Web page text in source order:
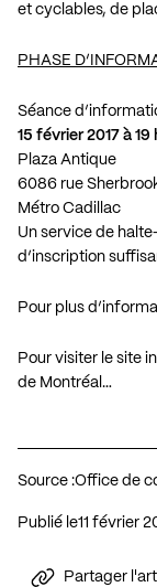
et cyclables, de
PHASE
Séance
15 février 2017 à 19
Plaza Antique
6086 rue
Métro Cadillac
Un service de
d’inscription
Pour plus
Pour visiter le site
de Montréal…
Source :Office de
Publié le 11 février
Partager